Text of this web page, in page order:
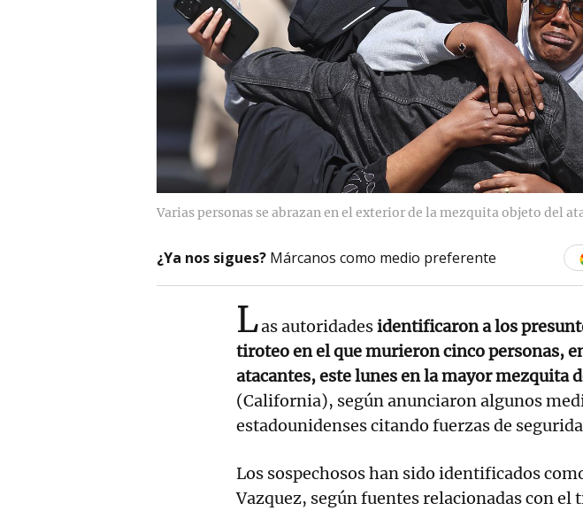
Varias personas se abrazan en el exterior de la mezquita objeto del
¿Ya nos sigues? Márcanos como medio preferente
Las autoridadesidentificaron a los
tiroteo en el que murieron cinco personas,
atacantes, este lunes en la mayor mezquita
(California), según anunciaron algunos
estadounidenses citando fuerzas de
Los sospechosos han sido identificados
Vazquez, según fuentes relacionadas con el